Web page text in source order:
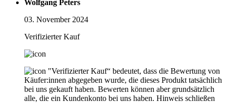
Wolfgang Peters
03. November 2024
Verifizierter Kauf
"Verifizierter Kauf“ bedeutet, dass die Bewertung von
Käufer:innen abgegeben wurde, die dieses Produkt tatsächlich
bei uns gekauft haben. Bewerten können aber grundsätzlich
alle, die ein Kundenkonto bei uns haben. Hinweis schließen